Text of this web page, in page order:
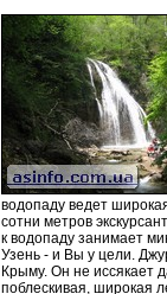
водопаду ведет
сотни метров
к водопаду занимает
Узень - и Вы у цели.
Крыму. Он не иссякает
поблескивая, широкая